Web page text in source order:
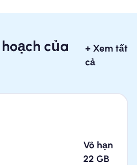
của
+ Xem tất
cả
Vô hạn
22 GB